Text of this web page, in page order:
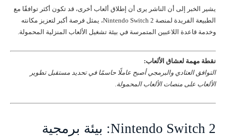
يشير الخبر إلى أن الناشر يرى أن إطلاق ألعاب أخرى، قد تكون أكثر توافقًا مع
الطبيعة الفريدة لمنصة Nintendo Switch 2، يمثل فرصة أكبر لتعزيز مكانته
وخدمة قاعدة اللاعبين المتمرسة في بيئة تشغيل الألعاب المنزلية المحمولة.
نقطة مهمة لعشاق الألعاب:
التوافق العتادي والبرمجي أصبح عاملًا حاسمًا في تحديد مستقبل تطوير
الألعاب على منصات الألعاب المحمولة.
Nintendo Switch 2: بيئة برمجية